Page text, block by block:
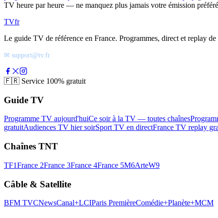
TV heure par heure — ne manquez plus jamais votre émission
TVfr
Le guide TV de référence en France. Programmes, direct et replay
✉ support@tv.fr
🇫🇷 Service 100% gratuit
Guide TV
Programme TV aujourd'huiCe soir à la TV — toutes chaînes
gratuitAudiences TV hier soirSport TV en directFrance TV replay
Chaînes TNT
TF1France 2France 3France 4France 5M6ArteW9
Câble & Satellite
BFM TVCNewsCanal+LCIParis PremièreComédie+Planète+MCM